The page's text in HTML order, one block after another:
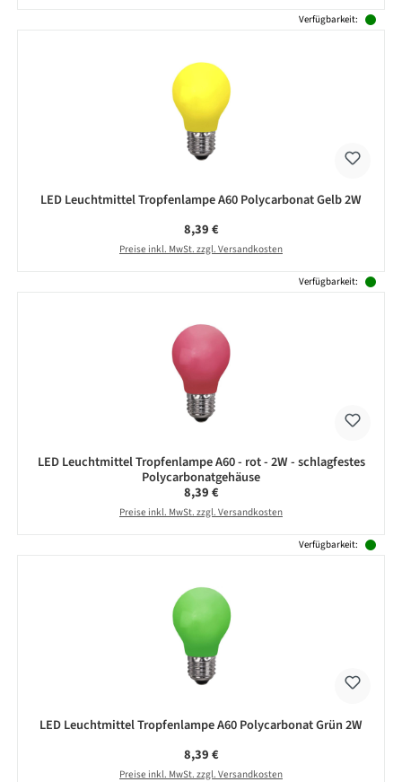
Verfügbarkeit:
LED Leuchtmittel Tropfenlampe A60 Polycarbonat Gelb 2W
Regulärer Preis:
8,39 €
Preise inkl. MwSt. zzgl. Versandkosten
Verfügbarkeit:
LED Leuchtmittel Tropfenlampe A60 - rot - 2W - schlagfestes
Polycarbonatgehäuse
Regulärer Preis:
8,39 €
Preise inkl. MwSt. zzgl. Versandkosten
Verfügbarkeit:
LED Leuchtmittel Tropfenlampe A60 Polycarbonat Grün 2W
Regulärer Preis:
8,39 €
Preise inkl. MwSt. zzgl. Versandkosten